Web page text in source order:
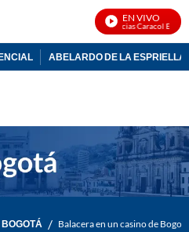
EN VIVO
Noticias Caracol En Vivo
ABELARDO DE LA ESPRIELLA
BOGOTÁ / Balacera en un casino de